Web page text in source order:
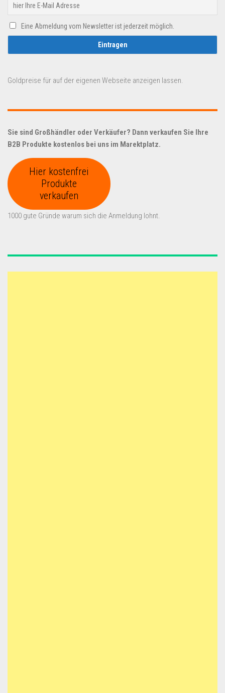
Eine Abmeldung vom Newsletter ist jederzeit möglich.
Goldpreise für auf der eigenen Webseite anzeigen lassen.
Sie sind Großhändler oder Verkäufer? Dann verkaufen Sie Ihre
B2B Produkte kostenlos bei uns im Marektplatz.
Hier kostenfrei
Produkte
verkaufen
1000 gute Gründe warum sich die Anmeldung lohnt.